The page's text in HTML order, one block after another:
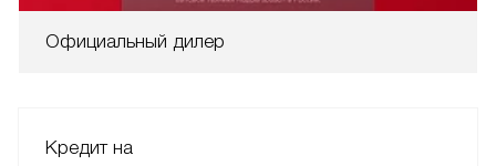
Официальный дилер
Кредит на